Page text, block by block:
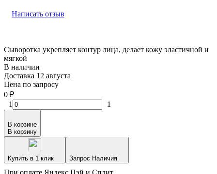
Написать отзыв
Сыворотка укрепляет контур лица, делает кожу эластичной и
мягкой
В наличии
Доставка 12 августа
Цена по запросу
0 ₽
1
1
В корзине
В корзину
Купить в 1 клик Запрос Наличия
При оплате Яндекс Пэй и Сплит